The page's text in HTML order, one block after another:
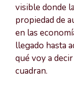
visible donde
propiedad de
en las
llegado hasta
qué voy a
cuadran.